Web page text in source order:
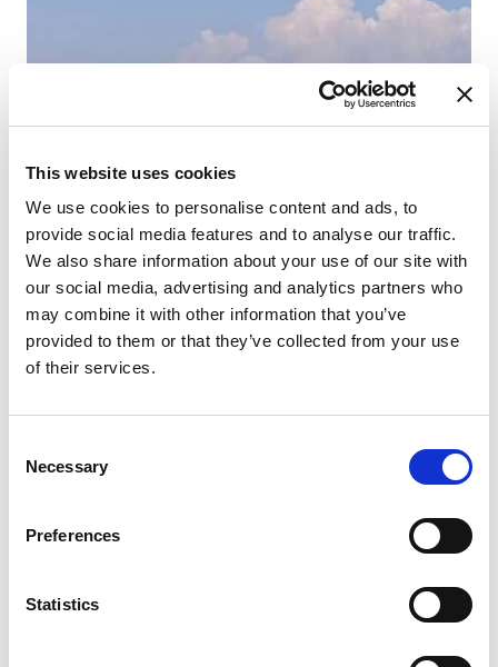
This website uses cookies
We use cookies to personalise content and ads, to
provide social media features and to analyse our traffic.
We also share information about your use of our site with
our social media, advertising and analytics partners who
may combine it with other information that you’ve
provided to them or that they’ve collected from your use
of their services.
Selection
Necessary
Preferences
Statistics